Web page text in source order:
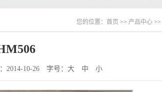
您的位置： 首页 >> 产品中心 >>
2014-10-26 字号： 大 中 小